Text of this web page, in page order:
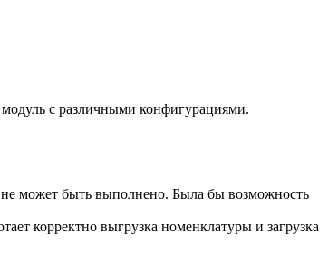
с различными конфигурациями.
может быть выполнено. Была бы возможность
корректно выгрузка номенклатуры и загрузка